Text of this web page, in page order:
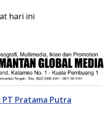
hari ini
PT Pratama Putra